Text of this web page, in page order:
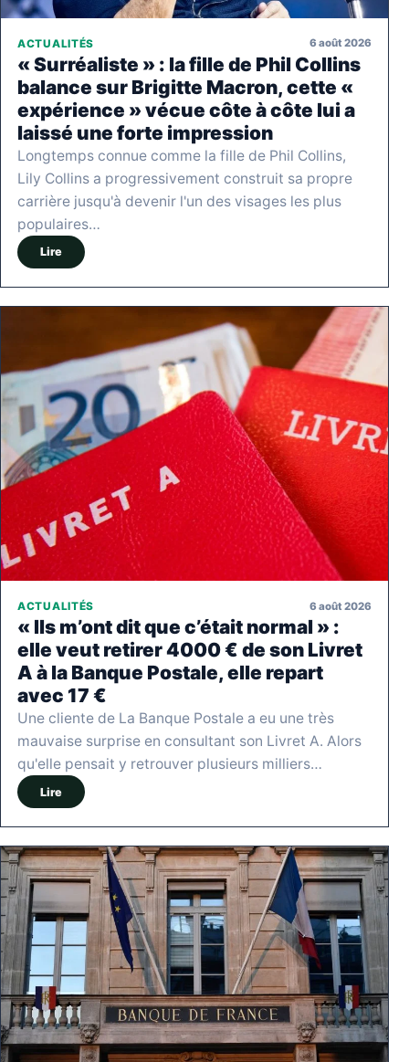
ACTUALITÉS 6 août 2026
« Surréaliste » : la fille de Phil Collins
balance sur Brigitte Macron, cette «
expérience » vécue côte à côte lui a
laissé une forte impression
Longtemps connue comme la fille de Phil Collins,
Lily Collins a progressivement construit sa propre
carrière jusqu'à devenir l'un des visages les plus
populaires…
Lire
ACTUALITÉS 6 août 2026
« Ils m’ont dit que c’était normal » :
elle veut retirer 4000 € de son Livret
A à la Banque Postale, elle repart
avec 17 €
Une cliente de La Banque Postale a eu une très
mauvaise surprise en consultant son Livret A. Alors
qu'elle pensait y retrouver plusieurs milliers…
Lire